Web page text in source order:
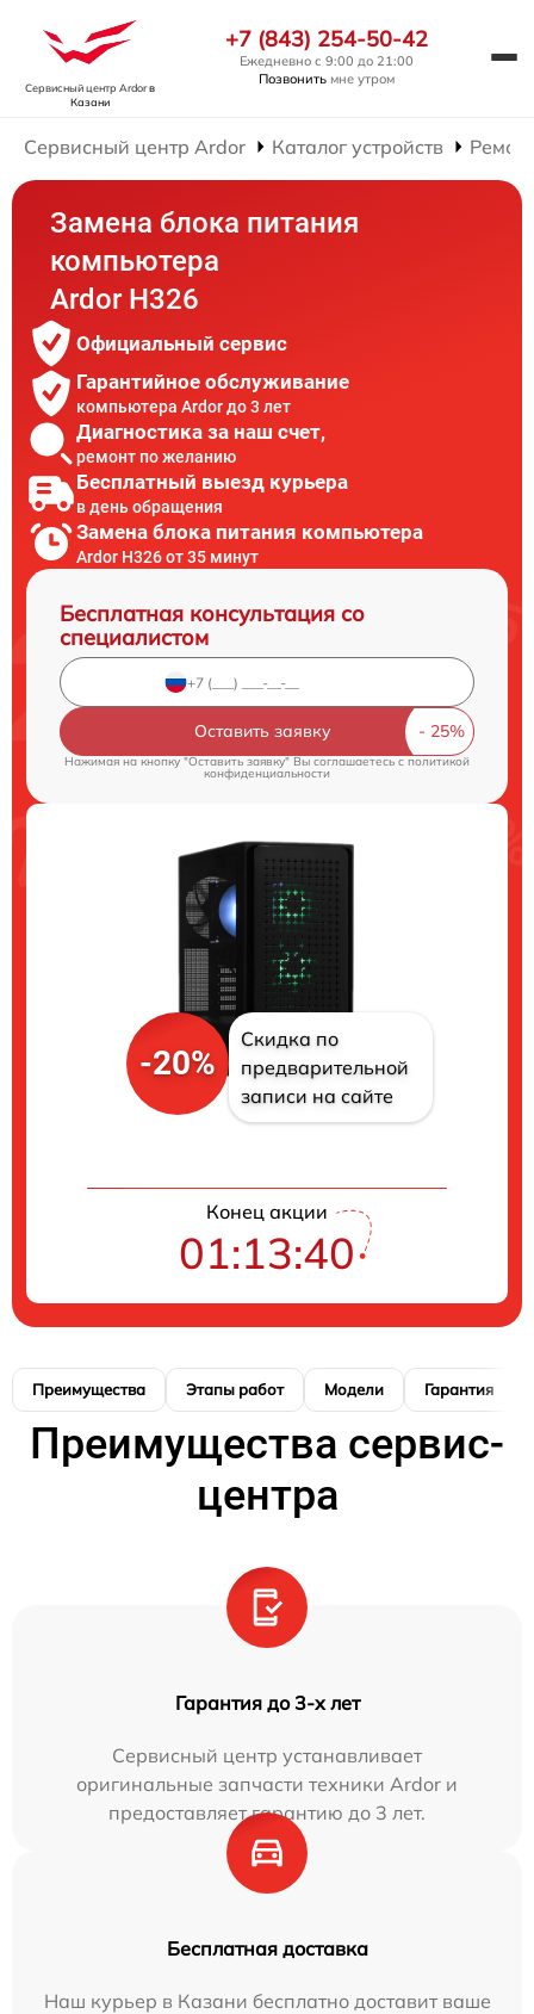
Сервисный центр Ardorв
Казани
+7 (843) 254-50-42
Ежедневно с 9:00 до 21:00
Позвонить мне утром
Сервисный центр Ardor Каталог устройств
Замена блока питания
компьютера
Ardor H326
Официальный сервис
Гарантийное обслуживание
компьютера Ardor до 3 лет
Диагностика за наш счет,
ремонт по желанию
Бесплатный выезд курьера
в день обращения
Замена блока питания компьютера
Ardor H326 от 35 минут
Бесплатная консультация со
специалистом
Оставить заявку
Нажимая на кнопку "Оставить заявку" Вы соглашаетесь cполитикой
конфиденциальности
-20%
Скидка по
предварительной
записи на сайте
Конец акции
01:13:39
Преимущества Этапы работ Модели Гарантия
Преимущества сервис-
центра
Гарантия до 3-х лет
Сервисный центр устанавливает
оригинальные запчасти техники Ardor и
предоставляет гарантию до 3 лет.
Бесплатная доставка
Наш курьер в Казани бесплатно доставит ваше